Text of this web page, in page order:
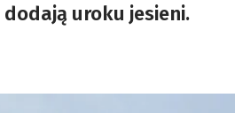
uroku jesieni.